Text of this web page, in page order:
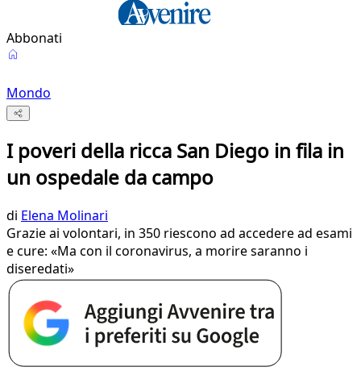
Abbonati
Mondo
I poveri della ricca San Diego in fila in
un ospedale da campo
di Elena Molinari
Grazie ai volontari, in 350 riescono ad accedere ad esami
e cure: «Ma con il coronavirus, a morire saranno i
diseredati»